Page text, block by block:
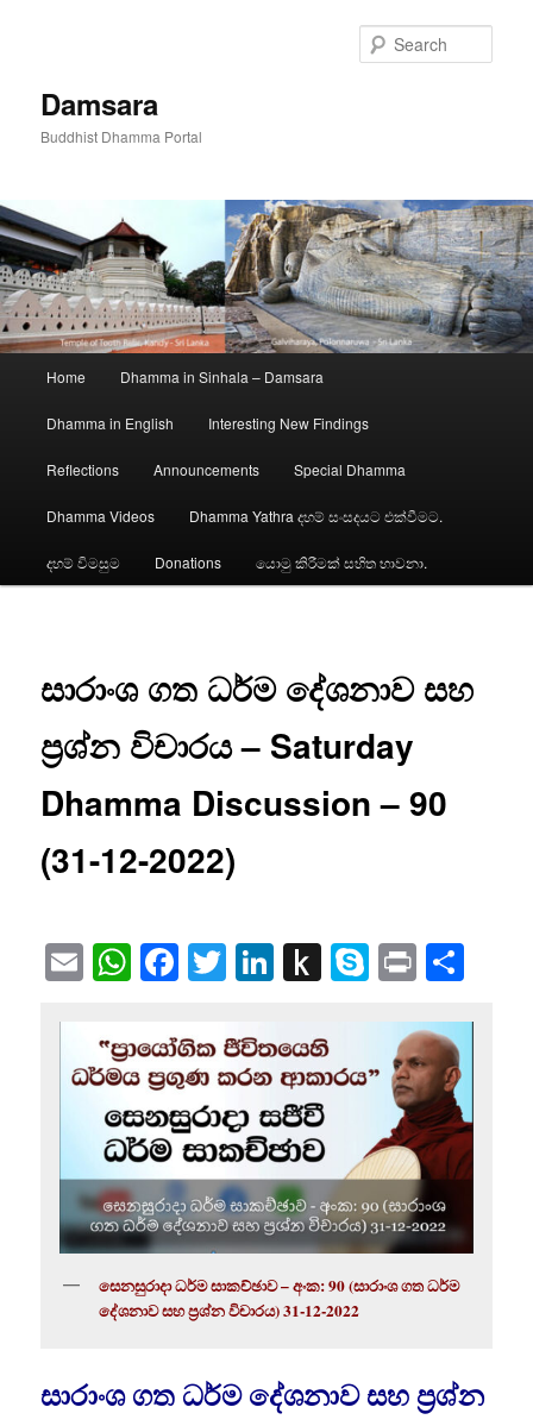
Damsara
Buddhist Dhamma Portal
Home Dhamma in Sinhala – Damsara
Dhamma in English Interesting New Findings
Reflections Announcements Special Dhamma
Dhamma Videos Dhamma Yathra දහම් සංසදයට එක්වීමට.
දහම් විමසුම Donations යොමු කිරීමක් සහිත භාවනා.
සාරාංශ ගත ධර්ම දේශනාව සහ
ප්‍රශ්න විචාරය – Saturday
Dhamma Discussion – 90
(31-12-2022)
EmailWhatsApp
Facebook
Twitter
LinkedIn
Push
Kindle
Skype
Print
සෙනසුරාදා ධර්ම සාකච්ඡාව – අංක: 90 (සාරාංශ ගත ධර්ම
දේශනාව සහ ප්‍රශ්න විචාරය) 31-12-2022
සාරාංශ ගත ධර්ම දේශනාව සහ ප්‍රශ්න